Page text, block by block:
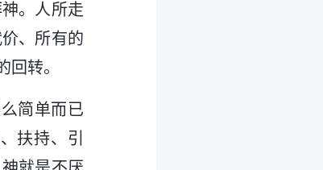
。人所走
、所有的
转。
简单而已
扶持、引